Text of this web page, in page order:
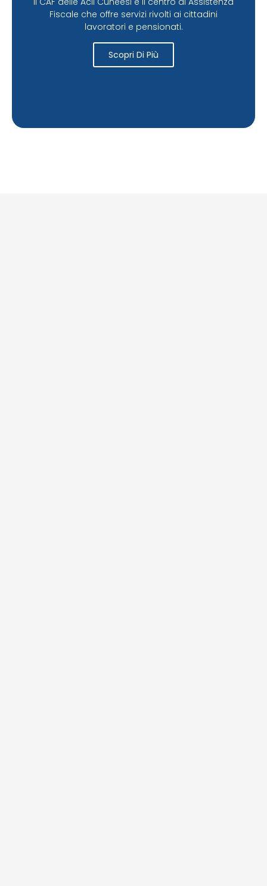
Fiscale che offre servizi rivolti ai cittadini
lavoratori e pensionati.
Scopri Di Più